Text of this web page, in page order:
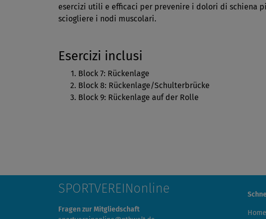
esercizi utili e efficaci per prevenire i dolori di schiena
sciogliere i nodi muscolari.
Esercizi inclusi
Block 7: Rückenlage
Block 8: Rückenlage/Schulterbrücke
Block 9: Rückenlage auf der Rolle
SPORTVEREINonline
Fragen zur Mitgliedschaft
Home